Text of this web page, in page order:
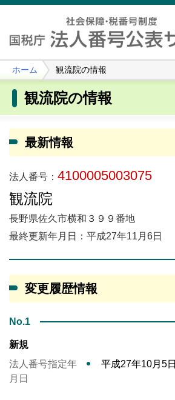
ホーム 観流院の情報
観流院の情報
最新情報
法人番号： 4100005003075
観流院
長野県佐久市横和３９９番地
最終更新年月日：平成27年11月6日
変更履歴情報
No.1
新規
法人番号指定年
月日
平成27年10月5日